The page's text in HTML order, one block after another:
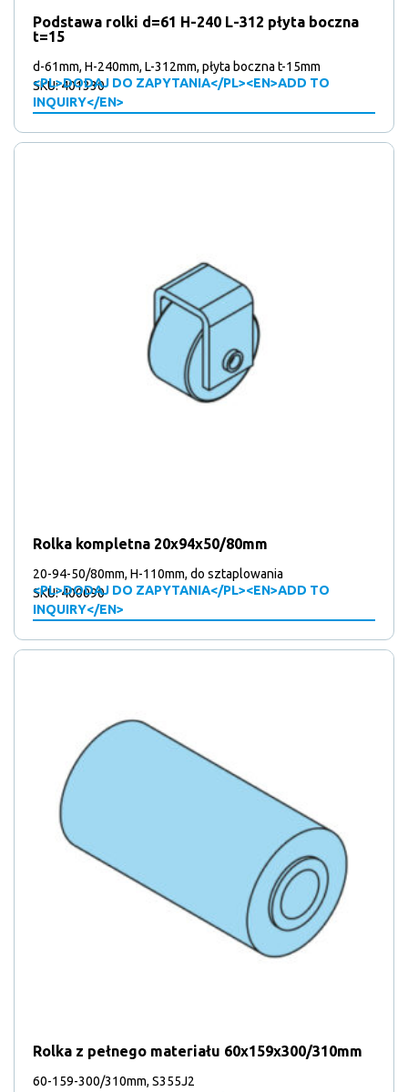
Podstawa rolki d=61 H-240 L-312 płyta boczna
t=15
d-61mm, H-240mm, L-312mm, płyta boczna t-15mm
<PL>DODAJ DO ZAPYTANIA</PL><EN>ADD TO
INQUIRY</EN>
SKU: 401330
Rolka kompletna 20x94x50/80mm
20-94-50/80mm, H-110mm, do sztaplowania
<PL>DODAJ DO ZAPYTANIA</PL><EN>ADD TO
INQUIRY</EN>
SKU: 400090
Rolka z pełnego materiału 60x159x300/310mm
60-159-300/310mm, S355J2